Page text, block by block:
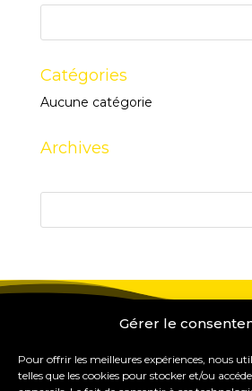
Gérer le
Pour offrir les meilleures expériences, nous
telles que les cookies pour stocker et/ou
Catégories
Aucune catégorie
Archives